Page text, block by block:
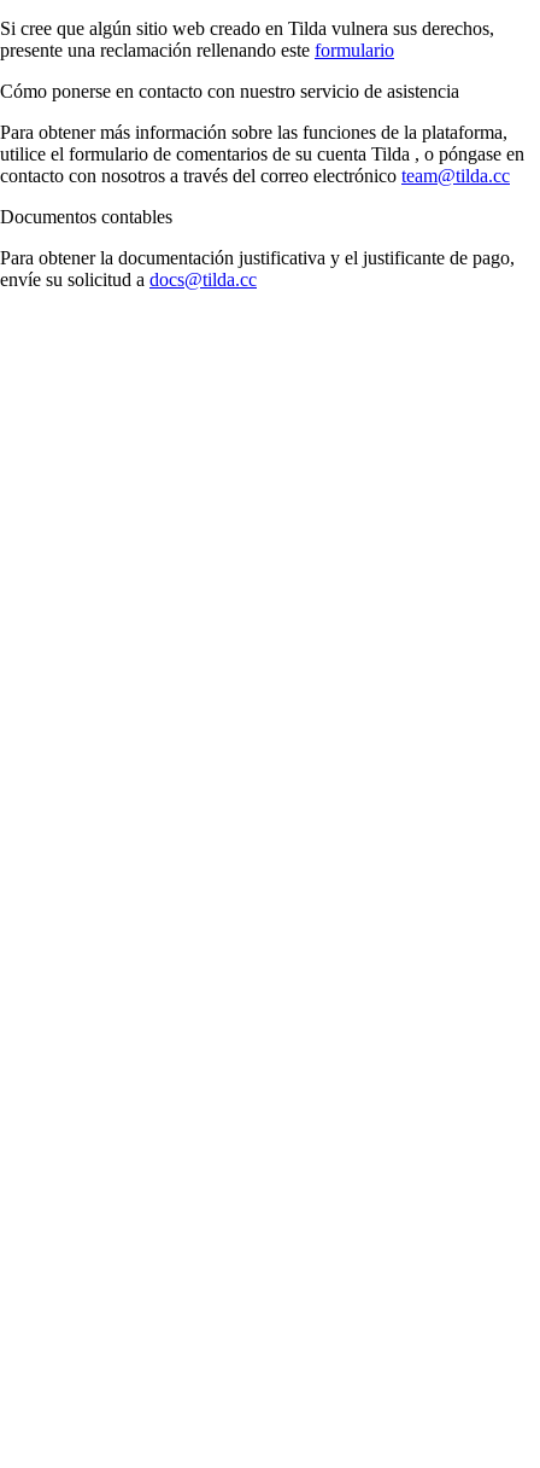
Si cree que algún sitio web creado en Tilda vulnera sus derechos,
presente una reclamación rellenando este formulario
Cómo ponerse en contacto con nuestro servicio de asistencia
Para obtener más información sobre las funciones de la plataforma,
utilice el formulario de comentarios de su cuenta Tilda , o póngase en
contacto con nosotros a través del correo electrónico team@tilda.cc
Documentos contables
Para obtener la documentación justificativa y el justificante de pago,
envíe su solicitud a docs@tilda.cc